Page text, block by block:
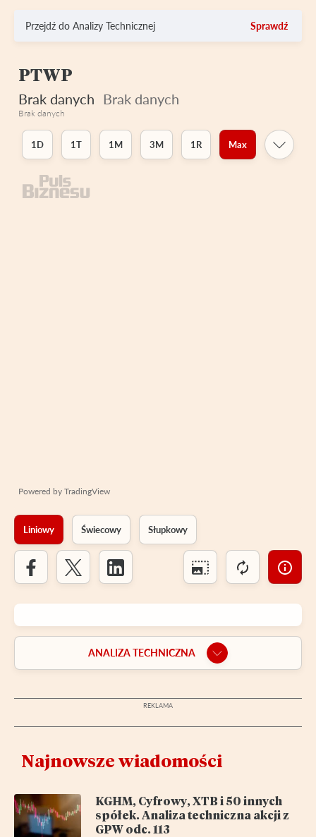
Przejdź do Analizy Technicznej Sprawdź
PTWP
Brak danych Brak danych
Brak danych
1D 1T 1M 3M 1R Max
Powered by TradingView
Liniowy Świecowy Słupkowy
ANALIZA TECHNICZNA
Najnowsze wiadomości
KGHM, Cyfrowy, XTB i 50 innych
spółek. Analiza techniczna akcji z
GPW odc. 113